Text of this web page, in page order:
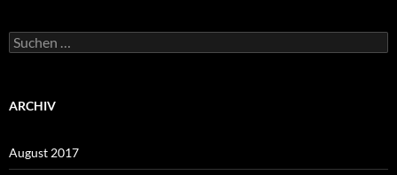
Suchen
nach:
ARCHIV
August 2017